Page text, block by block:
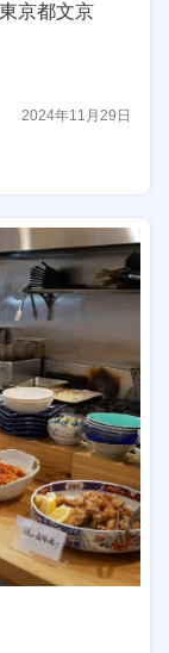
京都文京
2024年11月29日